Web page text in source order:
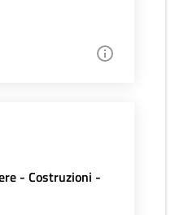
- Costruzioni -